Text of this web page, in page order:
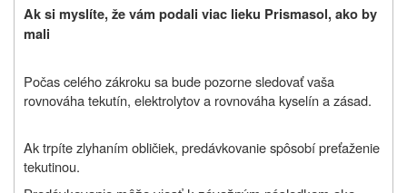
Ak si myslíte, že vám podali viac lieku Prismasol, ako by
mali
Počas celého zákroku sa bude pozorne sledovať vaša
rovnováha tekutín, elektrolytov a rovnováha kyselín a zásad.
Ak trpíte zlyhaním obličiek, predávkovanie spôsobí preťaženie
tekutinou.